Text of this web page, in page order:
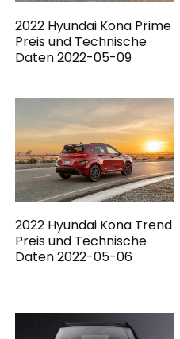
2022 Hyundai Kona Prime
Preis und Technische
Daten 2022-05-09
2022 Hyundai Kona Trend
Preis und Technische
Daten 2022-05-06